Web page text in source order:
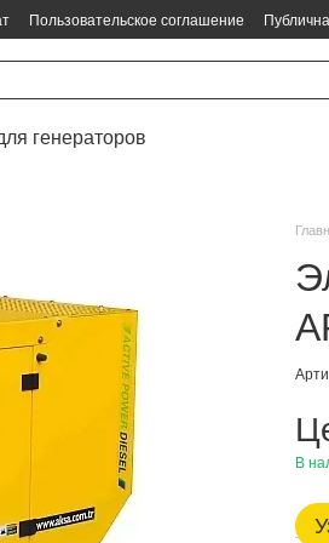
Пользовательское соглашение
генераторов
В